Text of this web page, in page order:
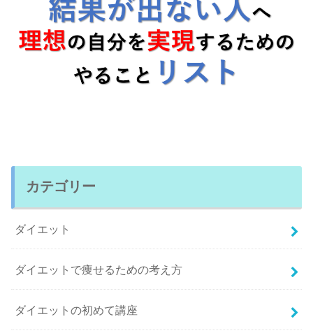
カテゴリー
ダイエット
ダイエットで痩せるための考え方
ダイエットの初めて講座